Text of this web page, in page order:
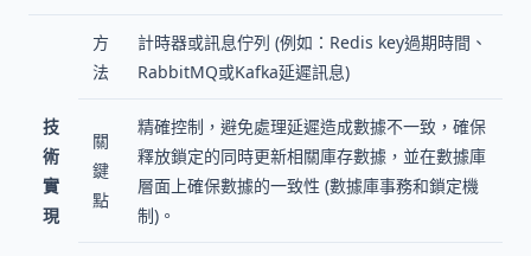
技
術
實
現
方
法
計時器或訊息佇列 (例如：Redis key過期時間、
RabbitMQ或Kafka延遲訊息)
關
鍵
點
精確控制，避免處理延遲造成數據不一致，確保
釋放鎖定的同時更新相關庫存數據，並在數據庫
層面上確保數據的一致性 (數據庫事務和鎖定機
制)。